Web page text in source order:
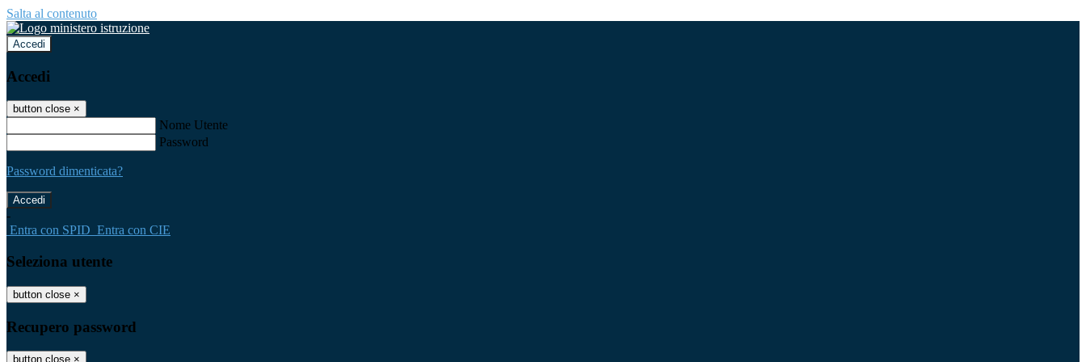
Salta al contenuto
Accedi
Accedi
button close ×
Nome Utente
Password
Password dimenticata?
-
Entra con SPID Entra con CIE
Seleziona utente
button close ×
Recupero password
button close ×